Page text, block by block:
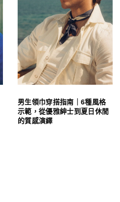
男生領巾穿搭指南｜6種風格
示範，從優雅紳士到夏日休閒
的質感演繹